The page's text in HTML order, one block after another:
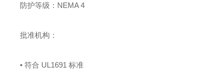
防护等级：NEMA 4
批准机构：
• 符合 UL1691 标准